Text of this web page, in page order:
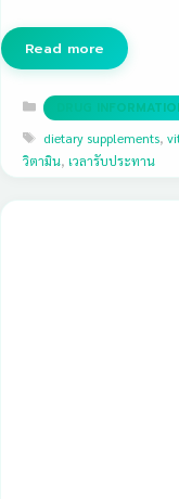
Read more
Categories
DRUG
Tags
dietary supplements,
วิตามิน, เวลารับประทาน